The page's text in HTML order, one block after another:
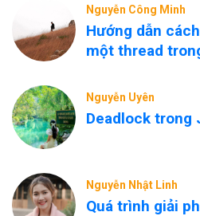
Nguyễn Công Minh
Hướng dẫn
một thread
Nguyễn Uyên
Deadlock trong
Nguyễn Nhật Linh
Quá trình giải